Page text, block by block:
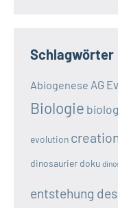
Schlagwörter
Abiogenese AG
Biologie
evolution
dinosaurier doku
entstehung